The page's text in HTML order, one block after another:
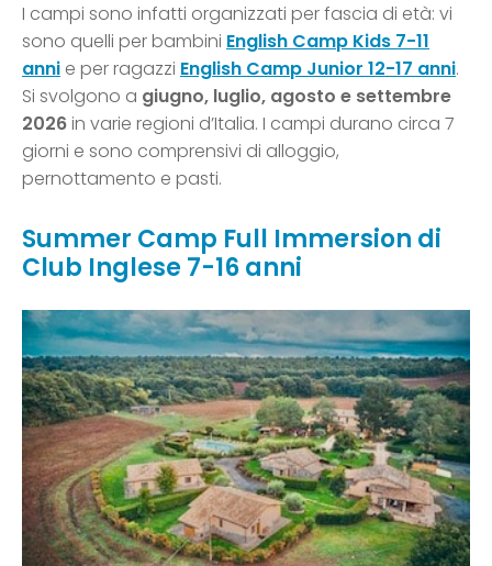
I campi sono infatti organizzati per fascia di età: vi
sono quelli per bambini English Camp Kids 7-11
anni e per ragazzi English Camp Junior 12-17 anni.
Si svolgono a giugno, luglio, agosto e settembre
2026in varie regioni d’Italia. I campi durano circa 7
giorni e sono comprensivi di alloggio,
pernottamento e pasti.
Summer Camp Full Immersion di
Club Inglese 7-16 anni